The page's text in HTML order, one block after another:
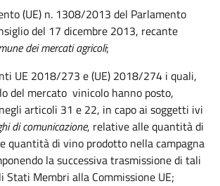
(UE) n. 1308/2013 del Parlamento
del 17 dicembre 2013, recante
dei mercati agricoli;
UE 2018/273 e (UE) 2018/274 i quali,
del mercato vinicolo hanno posto,
articoli 31 e 22, in capo ai soggetti ivi
di comunicazione, relative alle quantità di
quantità di vino prodotto nella campagna
la successiva trasmissione di tali
Stati Membri alla Commissione UE;